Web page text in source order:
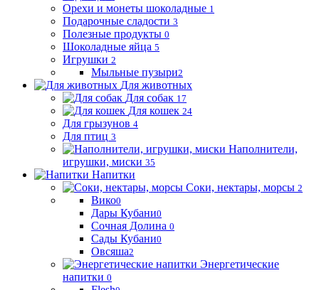
Орехи и монеты шоколадные 1
Подарочные сладости 3
Полезные продукты 0
Шоколадные яйца 5
Игрушки 2
Мыльные пузыри2
Для животных
Для собак 17
Для кошек 24
Для грызунов 4
Для птиц 3
Наполнители,
игрушки, миски 35
Напитки
Соки, нектары, морсы 2
Вико0
Дары Кубани0
Сочная Долина 0
Сады Кубани0
Овсяша2
Энергетические
напитки 0